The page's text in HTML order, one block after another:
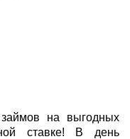
на выгодных
ставке! В день